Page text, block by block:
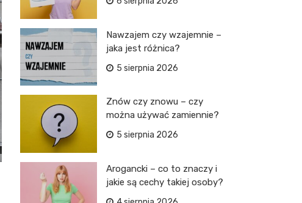
Nawzajem czy wzajemnie –
jaka jest różnica?
5 sierpnia 2026
Znów czy znowu – czy
można używać zamiennie?
5 sierpnia 2026
Arogancki – co to znaczy i
jakie są cechy takiej osoby?